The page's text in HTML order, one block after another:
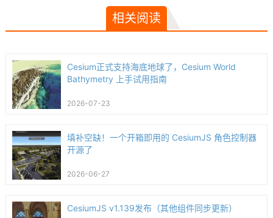
相关阅读
Cesium正式支持海底地球了，Cesium World
Bathymetry 上手试用指南
2026-07-23
填补空缺！一个开箱即用的 CesiumJS 角色控制器
开源了
2026-06-27
CesiumJS v1.139发布（其他组件同步更新）